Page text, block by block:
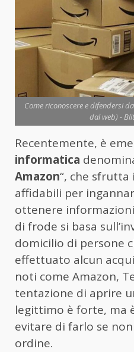
Come riconoscere e difendersi
dal web) -
Recentemente, è
informatica
Amazon“, che
affidabili per
ottenere
di frode si basa
domicilio di persone
effettuato alcun
noti come Amazon,
tentazione di aprire
legittimo è forte, ma
evitare di farlo se
ordine.